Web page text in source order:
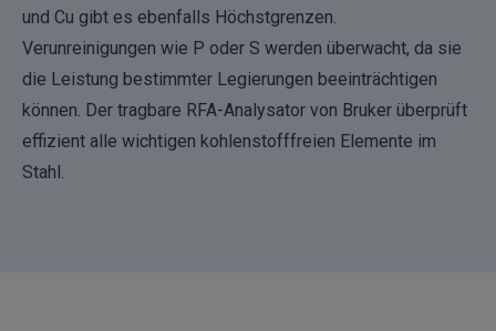
und Cu gibt es ebenfalls Höchstgrenzen.
Verunreinigungen wie P oder S werden überwacht, da sie
die Leistung bestimmter Legierungen beeinträchtigen
können. Der tragbare RFA-Analysator von Bruker überprüft
effizient alle wichtigen kohlenstofffreien Elemente im
Stahl.